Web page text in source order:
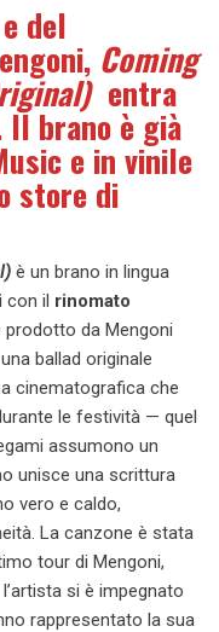
del
Coming
entra
Il brano è già
e in vinile
store di
è un brano in lingua
con il rinomato
prodotto da Mengoni
ballad originale
cinematografica che
le festività — quel
assumono un
unisce una scrittura
vero e caldo,
La canzone è stata
tour di Mengoni,
si è impegnato
rappresentato la sua